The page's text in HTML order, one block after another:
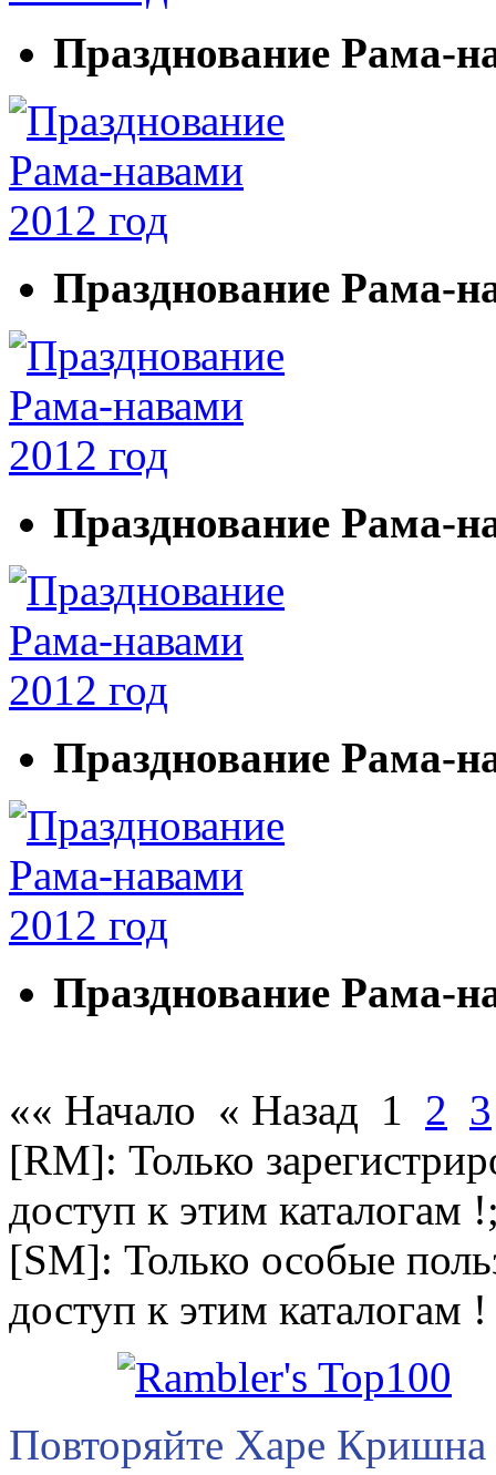
Празднование Рама-
Празднование Рама-
Празднование Рама-
Празднование Рама-
Празднование Рама-
«« Начало « Назад 1 2 3
[RM]: Только
доступ к этим каталогам
[SM]: Только особые
доступ к этим каталогам !
Повторяйте Харе Кришна